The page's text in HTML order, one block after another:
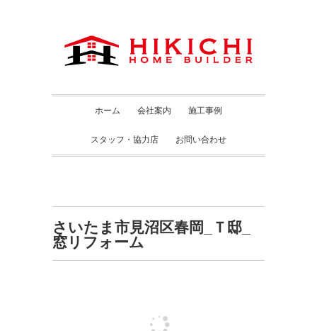
ホーム 会社案内 施工事例
スタッフ・協力店 お問い合わせ
さいたま市見沼区春岡_Ｔ邸_
窓リフォーム